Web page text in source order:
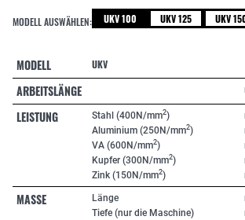
MODELL AUSWÄHLEN: UKV 100 UKV 125 UKV
MODELL UKV
ARBEITSLÄNGE
LEISTUNG Stahl (400N/mm2)
Aluminium (250N/mm2)
VA (600N/mm2)
Kupfer (300N/mm2)
Zink (150N/mm2)
MASSE
Länge
Tiefe (nur die Maschine)